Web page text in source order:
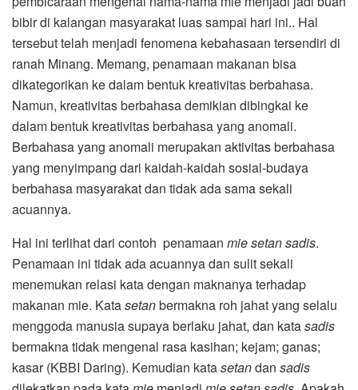
bibir di kalangan masyarakat luas sampai hari ini.. Hal
tersebut telah menjadi fenomena kebahasaan tersendiri di
ranah Minang. Memang, penamaan makanan bisa
dikategorikan ke dalam bentuk kreativitas berbahasa.
Namun, kreativitas berbahasa demikian dibingkai ke
dalam bentuk kreativitas berbahasa yang anomali.
Berbahasa yang anomali merupakan aktivitas berbahasa
yang menyimpang dari kaidah-kaidah sosial-budaya
berbahasa masyarakat dan tidak ada sama sekali
acuannya.
Hal ini terlihat dari contoh penamaan mie setan sadis.
Penamaan ini tidak ada acuannya dan sulit sekali
menemukan relasi kata dengan maknanya terhadap
makanan mie. Katasetanbermakna roh jahat yang selalu
menggoda manusia supaya berlaku jahat, dan katasadis
bermakna tidak mengenal rasa kasihan; kejam; ganas;
kasar (KBBI Daring). Kemudian katasetandan sadis